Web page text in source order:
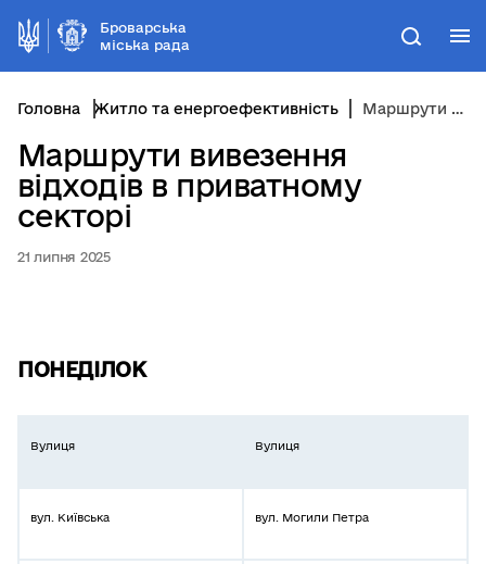
Броварська
міська рада
Пошук
Головна Житло та енергоефективність Маршрути вивезення відходів в приватному секторі
Маршрути вивезення
відходів в приватному
секторі
21 липня 2025
ПОНЕДІЛОК
Вулиця Вулиця
вул. Київська вул. Могили Петра